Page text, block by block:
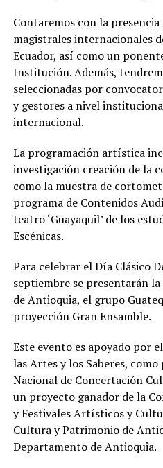
Contaremos con la
magistrales internacionales
Ecuador, así como un
Institución. Además,
seleccionadas por
y gestores a nivel
internacional.
La programación artística
investigación creación de la
como la muestra de
programa de Contenidos
teatro ‘Guayaquil’ de los
Escénicas.
Para celebrar el Día Clásico
septiembre se presentarán
de Antioquia, el grupo
proyección Gran Ensamble.
Este evento es apoyado por
las Artes y los Saberes,
Nacional de Concertación
un proyecto ganador de la
y Festivales Artísticos y
Cultura y Patrimonio de
Departamento de Antioquia.